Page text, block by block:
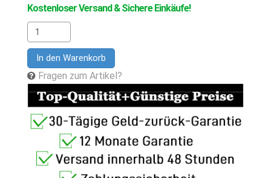
Kostenloser Versand & Sichere Einkäufe!
In den Warenkorb
Fragen zum Artikel?